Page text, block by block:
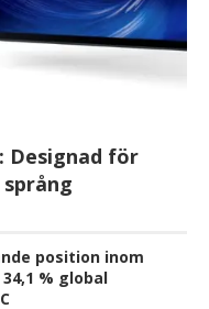
Designad för
position inom
% global